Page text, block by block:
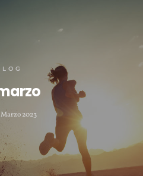
Marzo 2023